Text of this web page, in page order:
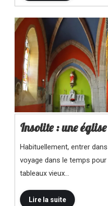
Insolite : une
Habituellement, entrer
voyage dans le temps
tableaux vieux…